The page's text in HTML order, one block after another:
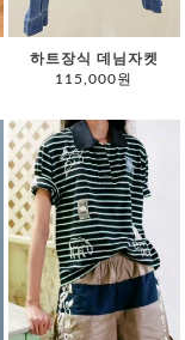
하트장식 데님자켓
115,000원